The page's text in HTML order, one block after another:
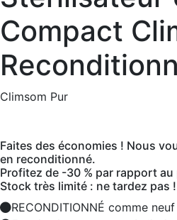
Compact
Climsom Pur
Faites des économies ! Nous
en reconditionné.
Profitez de -30 % par rapport au
Stock très limité : ne tardez pas !
RECONDITIONNÉ comme neuf